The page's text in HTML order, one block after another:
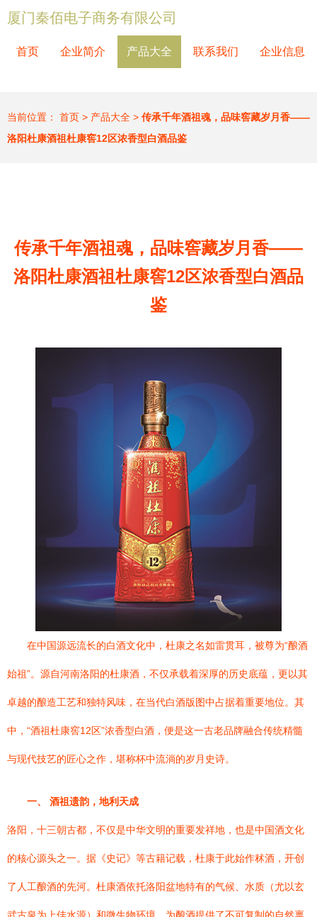
厦门秦佰电子商务有限公司
首页 企业简介 产品大全 联系我们 企业信息
当前位置： 首页 > 产品大全 > 传承千年酒祖魂，品味窖藏岁月香——
洛阳杜康酒祖杜康窖12区浓香型白酒品鉴
传承千年酒祖魂，品味窖藏岁月香——
洛阳杜康酒祖杜康窖12区浓香型白酒品
鉴
在中国源远流长的白酒文化中，杜康之名如雷贯耳，被尊为“酿酒
始祖”。源自河南洛阳的杜康酒，不仅承载着深厚的历史底蕴，更以其
卓越的酿造工艺和独特风味，在当代白酒版图中占据着重要地位。其
中，“酒祖杜康窖12区”浓香型白酒，便是这一古老品牌融合传统精髓
与现代技艺的匠心之作，堪称杯中流淌的岁月史诗。
一、 酒祖遗韵，地利天成
洛阳，十三朝古都，不仅是中华文明的重要发祥地，也是中国酒文化
的核心源头之一。据《史记》等古籍记载，杜康于此始作秫酒，开创
了人工酿酒的先河。杜康酒依托洛阳盆地特有的气候、水质（尤以玄